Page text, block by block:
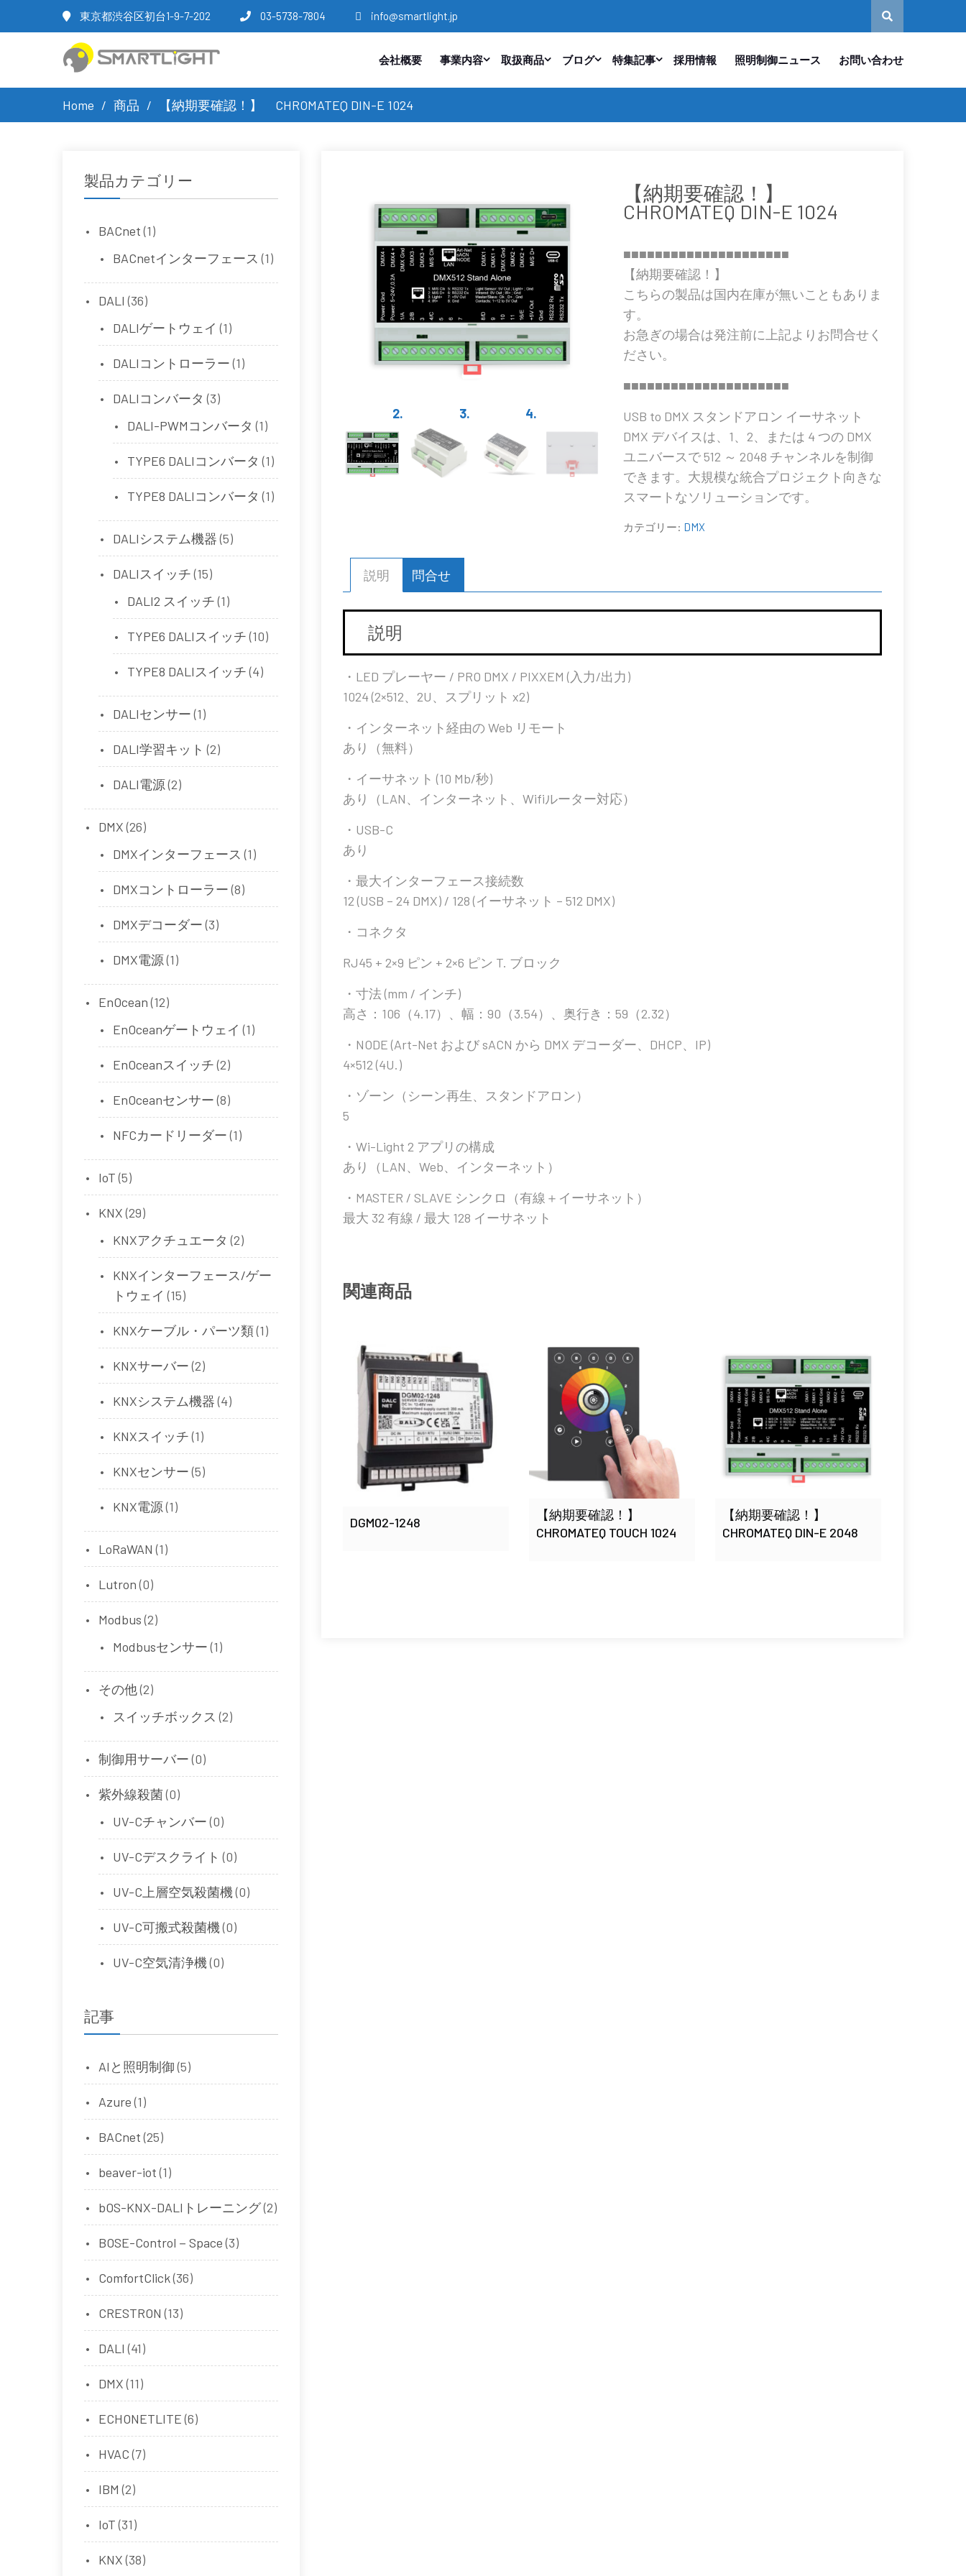
東京都渋谷区初台1-9-7-202 03-5738-7804 info@smartlight.jp
会社概要 事業内容 取扱商品 ブログ 特集記事 採用情報 照明制御ニュース お問い合わせ
Home 商品 【納期要確認！】 CHROMATEQ DIN-E 1024
【納期要確認！】
CHROMATEQ DIN-E 1024
■■■■■■■■■■■■■■■■■■■■■
【納期要確認！】
こちらの製品は国内在庫が無いこともありま
す。
お急ぎの場合は発注前に上記よりお問合せく
ださい。
■■■■■■■■■■■■■■■■■■■■■
USB to DMX スタンドアロン イーサネット
DMX デバイスは、1、2、または 4 つの DMX
ユニバースで 512 ～ 2048 チャンネルを制御
できます。大規模な統合プロジェクト向きな
スマートなソリューションです。
カテゴリー: DMX
説明 問合せ
説明
・LED プレーヤー / PRO DMX / PIXXEM (入力/出力)
1024 (2×512、2U、スプリット x2)
・インターネット経由の Web リモート
あり（無料）
・イーサネット (10 Mb/秒)
あり（LAN、インターネット、Wifiルーター対応）
・USB-C
あり
・最大インターフェース接続数
12 (USB – 24 DMX) / 128 (イーサネット – 512 DMX)
・コネクタ
RJ45 + 2×9 ピン + 2×6 ピン T. ブロック
・寸法 (mm / インチ)
高さ：106（4.17）、幅：90（3.54）、奥行き：59（2.32）
・NODE (Art-Net および sACN から DMX デコーダー、DHCP、IP)
4×512 (4U.)
・ゾーン（シーン再生、スタンドアロン）
5
・Wi-Light 2 アプリの構成
あり（LAN、Web、インターネット）
・MASTER / SLAVE シンクロ（有線＋イーサネット）
最大 32 有線 / 最大 128 イーサネット
関連商品
DGM02-1248
【納期要確認！】
CHROMATEQ TOUCH 1024
【納期要確認！】
CHROMATEQ DIN-E 2048
製品カテゴリー
BACnet (1)
BACnetインターフェース (1)
DALI (36)
DALIゲートウェイ (1)
DALIコントローラー (1)
DALIコンバータ (3)
DALI-PWMコンバータ (1)
TYPE6 DALIコンバータ (1)
TYPE8 DALIコンバータ (1)
DALIシステム機器 (5)
DALIスイッチ (15)
DALI2 スイッチ (1)
TYPE6 DALIスイッチ (10)
TYPE8 DALIスイッチ (4)
DALIセンサー (1)
DALI学習キット (2)
DALI電源(2)
DMX (26)
DMXインターフェース (1)
DMXコントローラー (8)
DMXデコーダー (3)
DMX電源(1)
EnOcean (12)
EnOceanゲートウェイ (1)
EnOceanスイッチ (2)
EnOceanセンサー (8)
NFCカードリーダー (1)
IoT (5)
KNX (29)
KNXアクチュエータ (2)
KNXインターフェース/ゲー
トウェイ (15)
KNXケーブル・パーツ類(1)
KNXサーバー (2)
KNXシステム機器 (4)
KNXスイッチ (1)
KNXセンサー (5)
KNX電源(1)
LoRaWAN (1)
Lutron (0)
Modbus (2)
Modbusセンサー (1)
その他(2)
スイッチボックス (2)
制御用サーバー (0)
紫外線殺菌(0)
UV-Cチャンバー (0)
UV-Cデスクライト (0)
UV-C上層空気殺菌機 (0)
UV-C可搬式殺菌機 (0)
UV-C空気清浄機 (0)
記事
AIと照明制御(5)
Azure(1)
BACnet(25)
beaver-iot(1)
bOS-KNX-DALIトレーニング(2)
BOSE-Control－Space(3)
ComfortClick(36)
CRESTRON (13)
DALI (41)
DMX(11)
ECHONETLITE(6)
HVAC(7)
IBM (2)
IoT(31)
KNX(38)